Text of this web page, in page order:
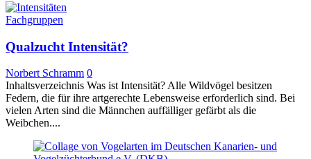
Fachgruppen
Qualzucht Intensität?
Norbert Schramm 0
Inhaltsverzeichnis Was ist Intensität? Alle Wildvögel besitzen
Federn, die für ihre artgerechte Lebensweise erforderlich sind. Bei
vielen Arten sind die Männchen auffälliger gefärbt als die
Weibchen....